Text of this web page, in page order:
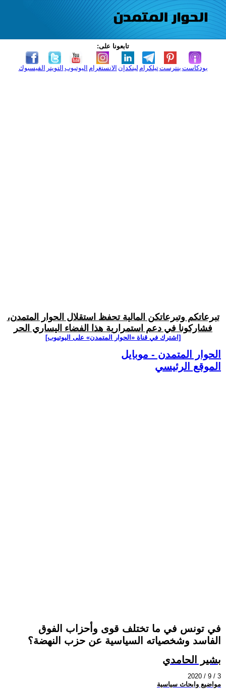
تابعونا على:
الفيسبوك التويتر اليوتيوب الانستغرام لينكدإن تيلكرامبنترست بودكاست
تبرعاتكم وتبرعاتكن المالية تحفظ استقلال الحوار المتمدن،
فشاركونا في دعم استمرارية هذا الفضاء اليساري الحر
[اشترك في قناة ‫«الحوار المتمدن» على اليوتيوب]
الحوار المتمدن - موبايل
الموقع الرئيسي
في تونس في ما تختلف قوى وأحزاب الفوق
الفاسد وشخصياته السياسية عن حزب النهضة؟
بشير الحامدي
2020 / 9 / 3
مواضيع وابحاث سياسية